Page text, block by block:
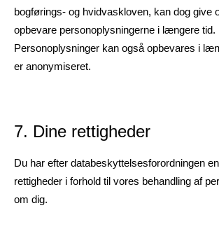
bogførings- og hvidvaskloven, kan dog give
opbevare personoplysningerne i længere tid.
Personoplysninger kan også opbevares i
er anonymiseret.
7. Dine rettigheder
Du har efter databeskyttelsesforordningen
rettigheder i forhold til vores behandling af
om dig.